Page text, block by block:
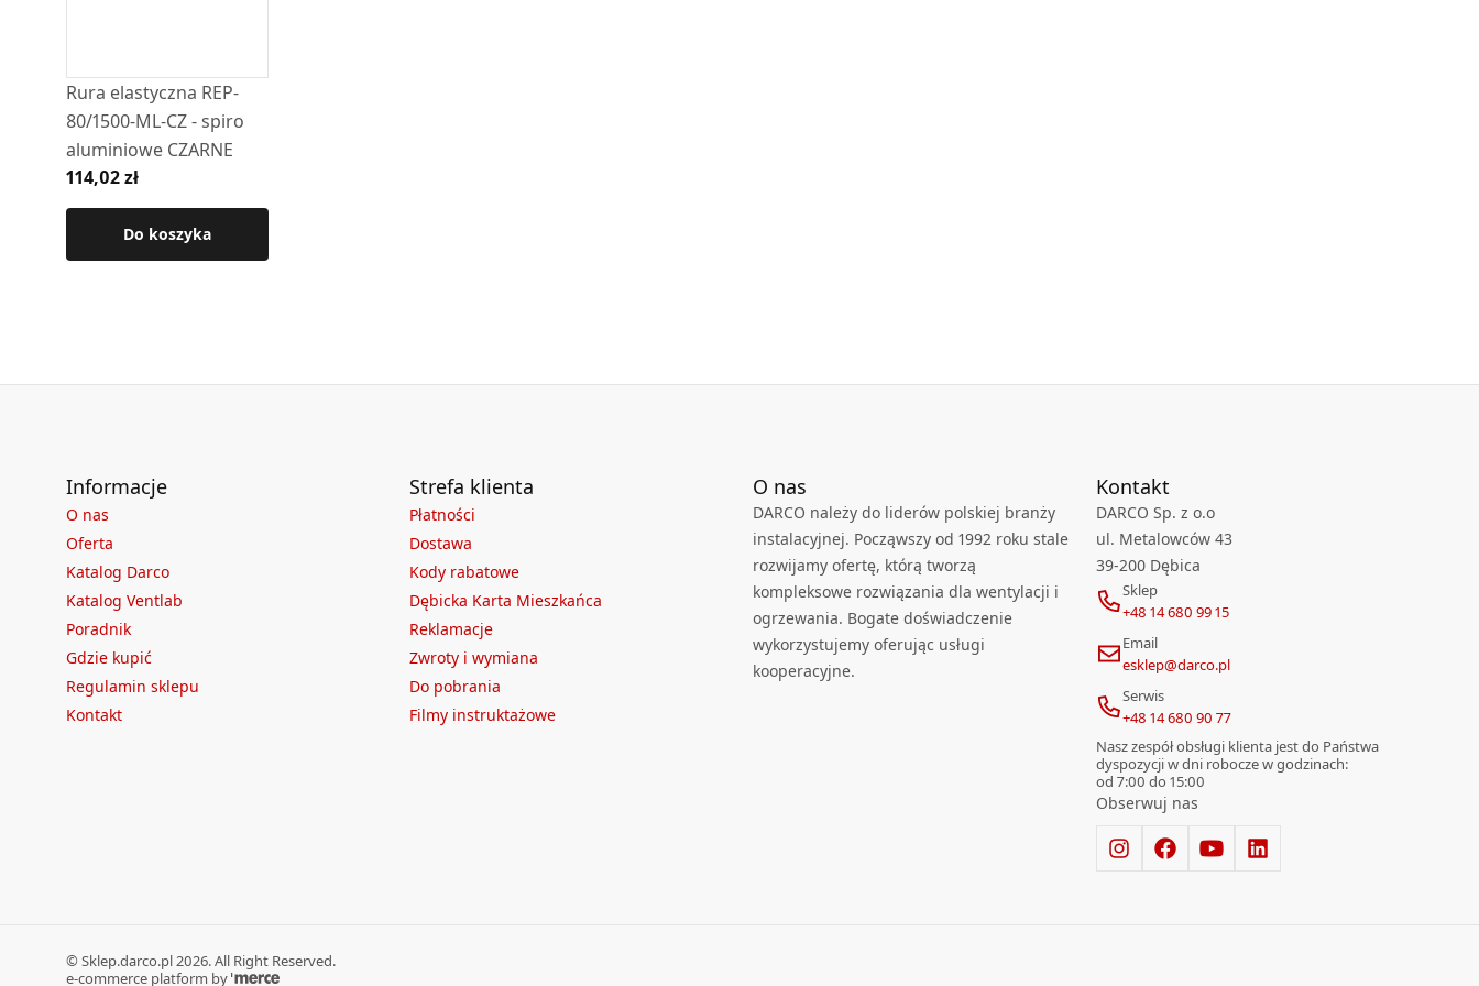
Rura elastyczna REP-
80/1500-ML-CZ - spiro
aluminiowe CZARNE
114,02 zł
Do koszyka
Informacje
O nas
Oferta
Katalog Darco
Katalog Ventlab
Poradnik
Gdzie kupić
Regulamin sklepu
Kontakt
Strefa klienta
Płatności
Dostawa
Kody rabatowe
Dębicka Karta Mieszkańca
Reklamacje
Zwroty i wymiana
Do pobrania
Filmy instruktażowe
O nas
DARCO należy do liderów polskiej branży
instalacyjnej. Począwszy od 1992 roku stale
rozwijamy ofertę, którą tworzą
kompleksowe rozwiązania dla wentylacji i
ogrzewania. Bogate doświadczenie
wykorzystujemy oferując usługi
kooperacyjne.
Kontakt
DARCO Sp. z o.o
ul. Metalowców 43
39-200 Dębica
Sklep
+48 14 680 99 15
Email
esklep@darco.pl
Serwis
+48 14 680 90 77
Nasz zespół obsługi klienta jest do Państwa
dyspozycji w dni robocze w godzinach:
od 7:00 do 15:00
Obserwuj nas
© Sklep.darco.pl2026. All Right Reserved.
e-commerce platform by